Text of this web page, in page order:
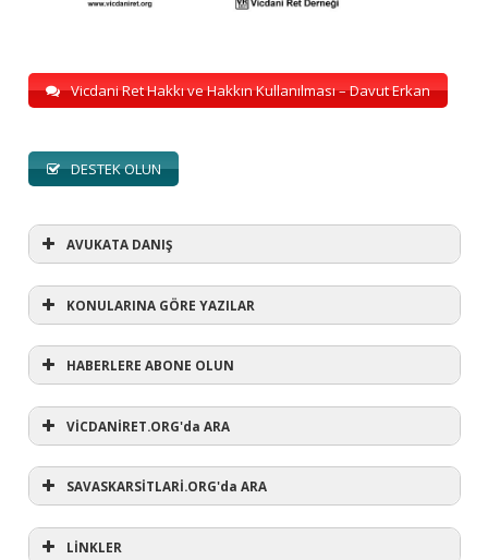
Vicdani Ret Hakkı ve Hakkın Kullanılması – Davut Erkan
DESTEK OLUN
AVUKATA DANIŞ
AVUKATA DANIŞ
KONULARINA GÖRE YAZILAR
KONULARINA GÖRE YAZILAR
#refusewar(1)
'dur' ihtarı(3)
1 aralık(11)
1 eylül (12)
HABERLERE ABONE OLUN
VİCDANİRET.ORG'da ARA
SAVASKARSİTLARİ.ORG'da ARA
LİNKLER